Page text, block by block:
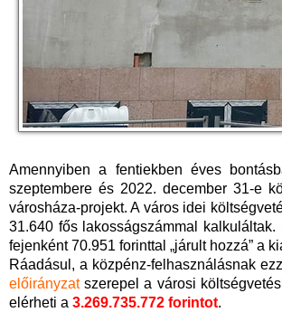
Amennyiben a fentiekben éves
szeptembere és 2022. december 31-e
városháza-projekt. A város idei
31.640 fős lakosságszámmal
fejenként 70.951 forinttal „járult hozzá” a
Ráadásul, a közpénz-felhasználásnak
előirányzatszerepel a városi
elérheti a 3.269.735.772 forintot.